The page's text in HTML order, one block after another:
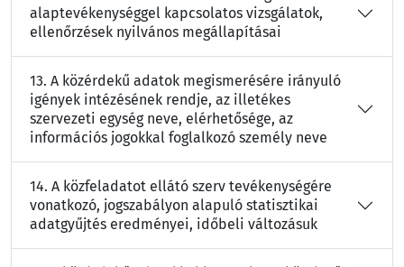
alaptevékenységgel kapcsolatos vizsgálatok,
ellenőrzések nyilvános megállapításai
13. A közérdekű adatok megismerésére irányuló
igények intézésének rendje, az illetékes
szervezeti egység neve, elérhetősége, az
információs jogokkal foglalkozó személy neve
14. A közfeladatot ellátó szerv tevékenységére
vonatkozó, jogszabályon alapuló statisztikai
adatgyűjtés eredményei, időbeli változásuk